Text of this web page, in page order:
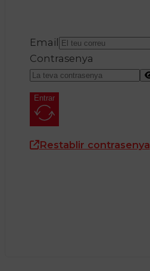
Email
Contrasenya
Entrar
Restablir contrasenya